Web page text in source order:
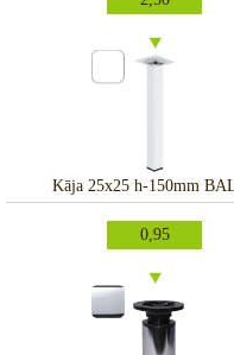
Kāja 25x25 h-150mm
0,95